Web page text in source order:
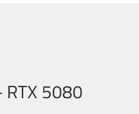
5080